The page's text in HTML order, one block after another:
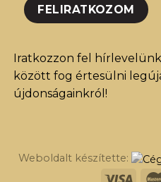
Iratkozzon fel
között fog értesülni
újdonságainkról!
Weboldalt készítette: